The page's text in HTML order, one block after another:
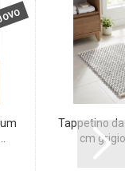
Tappetino
cm